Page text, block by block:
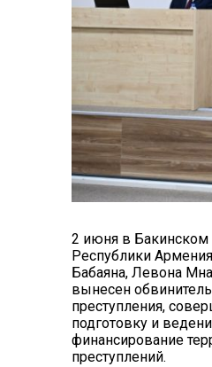
2 июня в Бакинском
Республики
Бабаяна, Левона
вынесен
преступления,
подготовку и
финансирование
преступлений.